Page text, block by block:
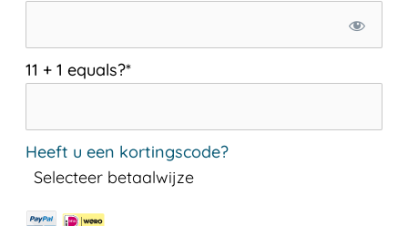
11 + 1 equals?*
Heeft u een kortingscode?
Selecteer betaalwijze